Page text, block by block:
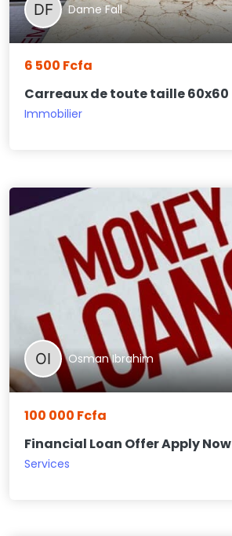
Dame Fall
6 500 Fcfa
Carreaux de toute taille 60x60
Immobilier
Osman Ibrahim
100 000 Fcfa
Financial Loan Offer Apply Now
Services